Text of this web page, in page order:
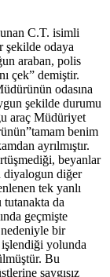
C.T. isimli
şekilde odaya
araban, polis
çek” demiştir.
odasına
şekilde durumu
araç Müdüriyet
benim
ayrılmıştır.
beyanlar
diyalogun diğer
tek yanlı
tutanakta da
geçmişte
nedeniyle bir
işlendiği yolunda
Bu
saygısız